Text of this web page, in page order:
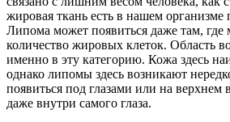
жировая ткань есть в нашем организме
Липома может появиться даже там, где
количество жировых клеток. Область
именно в эту категорию. Кожа здесь
однако липомы здесь возникают
появиться под глазами или на верхнем
даже внутри самого глаза.